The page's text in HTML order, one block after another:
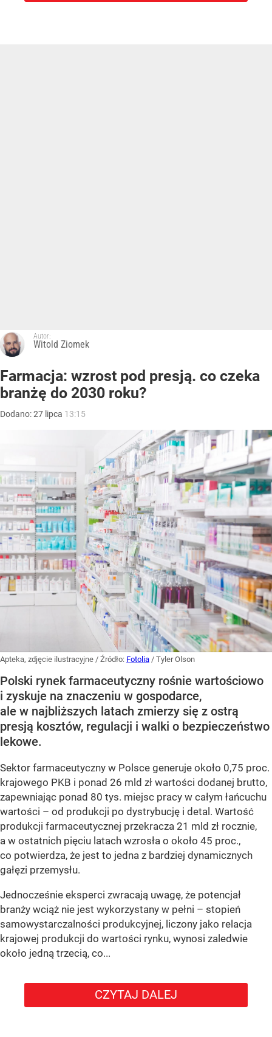
Autor:
Witold Ziomek
Farmacja: wzrost pod presją. co czeka
branżę do 2030 roku?
Dodano:27 lipca 13:15
Apteka, zdjęcie ilustracyjne / Źródło: Fotolia / Tyler Olson
Polski rynek farmaceutyczny rośnie wartościowo
i zyskuje na znaczeniu w gospodarce,
ale w najbliższych latach zmierzy się z ostrą
presją kosztów, regulacji i walki o bezpieczeństwo
lekowe.
Sektor farmaceutyczny w Polsce generuje około 0,75 proc.
krajowego PKB i ponad 26 mld zł wartości dodanej brutto,
zapewniając ponad 80 tys. miejsc pracy w całym łańcuchu
wartości – od produkcji po dystrybucję i detal. Wartość
produkcji farmaceutycznej przekracza 21 mld zł rocznie,
a w ostatnich pięciu latach wzrosła o około 45 proc.,
co potwierdza, że jest to jedna z bardziej dynamicznych
gałęzi przemysłu.
Jednocześnie eksperci zwracają uwagę, że potencjał
branży wciąż nie jest wykorzystany w pełni – stopień
samowystarczalności produkcyjnej, liczony jako relacja
krajowej produkcji do wartości rynku, wynosi zaledwie
około jedną trzecią, co...
CZYTAJ DALEJ